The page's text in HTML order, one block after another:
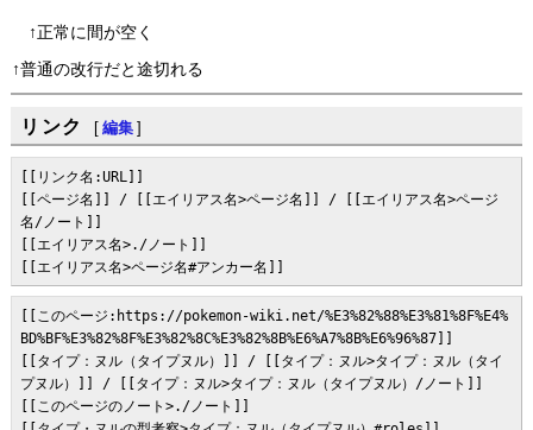
↑正常に間が空く
↑普通の改行だと途切れる
リンク [ 編集 ]
[[リンク名:URL]]
[[ページ名]] / [[エイリアス名>ページ名]] / [[エイリアス名>ページ
名/ノート]]
[[エイリアス名>./ノート]]
[[エイリアス名>ページ名#アンカー名]]
[[このページ:https://pokemon-wiki.net/%E3%82%88%E3%81%8F%E4%
BD%BF%E3%82%8F%E3%82%8C%E3%82%8B%E6%A7%8B%E6%96%87]]
[[タイプ：ヌル（タイプヌル）]] / [[タイプ：ヌル>タイプ：ヌル（タイ
プヌル）]] / [[タイプ：ヌル>タイプ：ヌル（タイプヌル）/ノート]]
[[このページのノート>./ノート]]